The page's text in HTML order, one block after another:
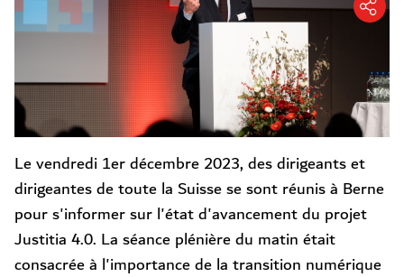
Le vendredi 1er décembre 2023, des dirigeants et
dirigeantes de toute la Suisse se sont réunis à Berne
pour s'informer sur l'état d'avancement du projet
Justitia 4.0. La séance plénière du matin était
consacrée à l'importance de la transition numérique